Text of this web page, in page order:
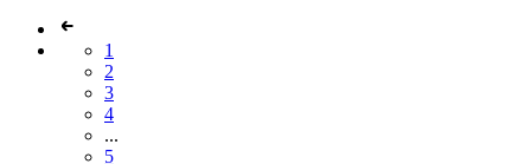
1
2
3
4
...
5